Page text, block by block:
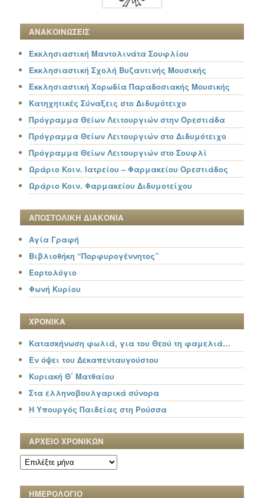
ΑΝΑΚΟΙΝΩΣΕΙΣ
Εκκλησιαστική Μαντολινάτα Σουφλίου
Εκκλησιαστική Σχολή Βυζαντινής Μουσικής
Εκκλησιαστική Χορωδία Παραδοσιακής Μουσικής
Κατηχητικές Σύναξεις στο Διδυμότειχο
Πρόγραμμα Θείων Λειτουργιών στην Ορεστιάδα
Πρόγραμμα Θείων Λειτουργιών στο Διδυμότειχο
Πρόγραμμα Θείων Λειτουργιών στο Σουφλί
Ωράριο Κοιν. Ιατρείου – Φαρμακείου Ορεστιάδος
Ωράριο Κοιν. Φαρμακείου Διδυμοτείχου
ΑΠΟΣΤΟΛΙΚΗ ΔΙΑΚΟΝΙΑ
Αγία Γραφή
Βιβλιοθήκη “Πορφυρογέννητος”
Εορτολόγιο
Φωνή Κυρίου
ΧΡΟΝΙΚΑ
Κατασκήνωση φωλιά, για του Θεού τη φαμελιά…
Εν όψει του Δεκαπενταυγούστου
Κυριακή Θ΄ Ματθαίου
Στα ελληνοβουλγαρικά σύνορα
Η Υπουργός Παιδείας στη Ρούσσα
ΑΡΧΕΙΟ ΧΡΟΝΙΚΩΝ
ΑΡΧΕΙΟ
ΧΡΟΝΙΚΩΝ
ΗΜΕΡΟΛΟΓΙΟ